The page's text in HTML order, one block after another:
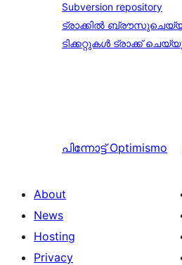
Subversion repository
ട്രാക്കിൽ
ടിക്കറ്റുകൾ ട്രാക്ക്
പിന്നോട്ട് Optimismo
About
News
Hosting
Privacy